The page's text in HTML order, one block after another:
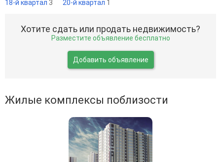
18-й квартал 3 20-й квартал 1
Хотите сдать или продать недвижимость?
Разместите объявление бесплатно
Добавить объявление
Жилые комплексы поблизости